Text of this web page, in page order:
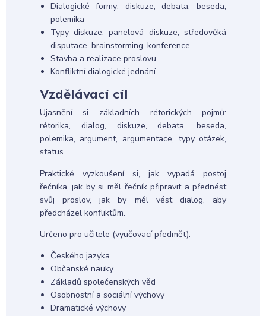
Dialogické formy: diskuze, debata, beseda,
polemika
Typy diskuze: panelová diskuze, středověká
disputace, brainstorming, konference
Stavba a realizace proslovu
Konfliktní dialogické jednání
Vzdělávací cíl
Ujasnění si základních rétorických pojmů:
rétorika, dialog, diskuze, debata, beseda,
polemika, argument, argumentace, typy otázek,
status.
Praktické vyzkoušení si, jak vypadá postoj
řečníka, jak by si měl řečník připravit a přednést
svůj proslov, jak by měl vést dialog, aby
předcházel konfliktům.
Určeno pro učitele (vyučovací předmět):
Českého jazyka
Občanské nauky
Základů společenských věd
Osobnostní a sociální výchovy
Dramatické výchovy